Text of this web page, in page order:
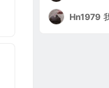
Hn1979